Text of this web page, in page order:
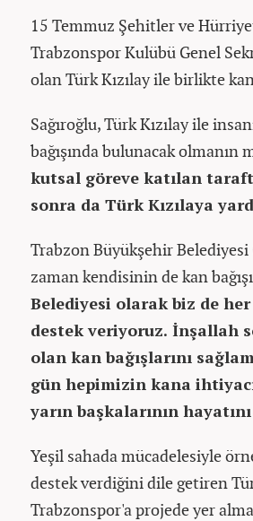
15 Temmuz Şehitler ve
Trabzonspor Kulübü Genel
olan Türk Kızılay ile birlikte
Sağıroğlu, Türk Kızılay ile
bağışında bulunacak olmanın
kutsal göreve katılan
sonra da Türk Kızılaya
Trabzon Büyükşehir
zaman kendisinin de kan
Belediyesi olarak biz de
destek veriyoruz. İnşallah
olan kan bağışlarını
gün hepimizin kana
yarın başkalarının
Yeşil sahada mücadelesiyle
destek verdiğini dile getiren
Trabzonspor'a projede yer